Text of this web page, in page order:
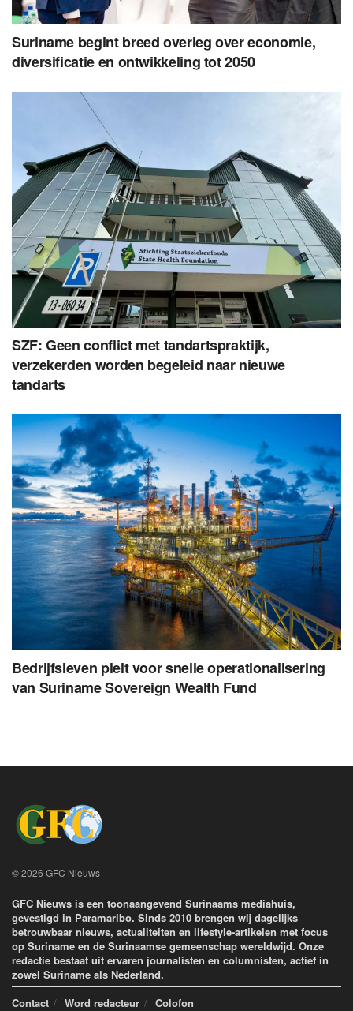
Suriname begint breed overleg over economie,
diversificatie en ontwikkeling tot 2050
SZF: Geen conflict met tandartspraktijk,
verzekerden worden begeleid naar nieuwe
tandarts
Bedrijfsleven pleit voor snelle operationalisering
van Suriname Sovereign Wealth Fund
© 2026 GFC Nieuws
GFC Nieuws is een toonaangevend Surinaams mediahuis,
gevestigd in Paramaribo. Sinds 2010 brengen wij dagelijks
betrouwbaar nieuws, actualiteiten en lifestyle-artikelen met focus
op Suriname en de Surinaamse gemeenschap wereldwijd. Onze
redactie bestaat uit ervaren journalisten en columnisten, actief in
zowel Suriname als Nederland.
Contact
Word redacteur Colofon